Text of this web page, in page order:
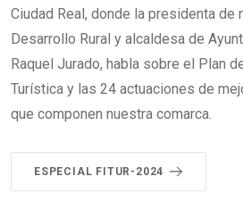
Ciudad Real, donde la presidenta de
Desarrollo Rural y alcaldesa de
Raquel Jurado, habla sobre el Plan
Turística y las 24 actuaciones de
que componen nuestra comarca.
ESPECIAL FITUR-2024